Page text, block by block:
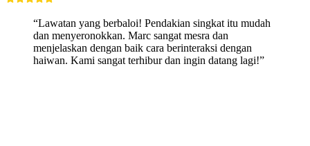
“Lawatan yang berbaloi! Pendakian singkat itu mudah
dan menyeronokkan. Marc sangat mesra dan
menjelaskan dengan baik cara berinteraksi dengan
haiwan. Kami sangat terhibur dan ingin datang lagi!”